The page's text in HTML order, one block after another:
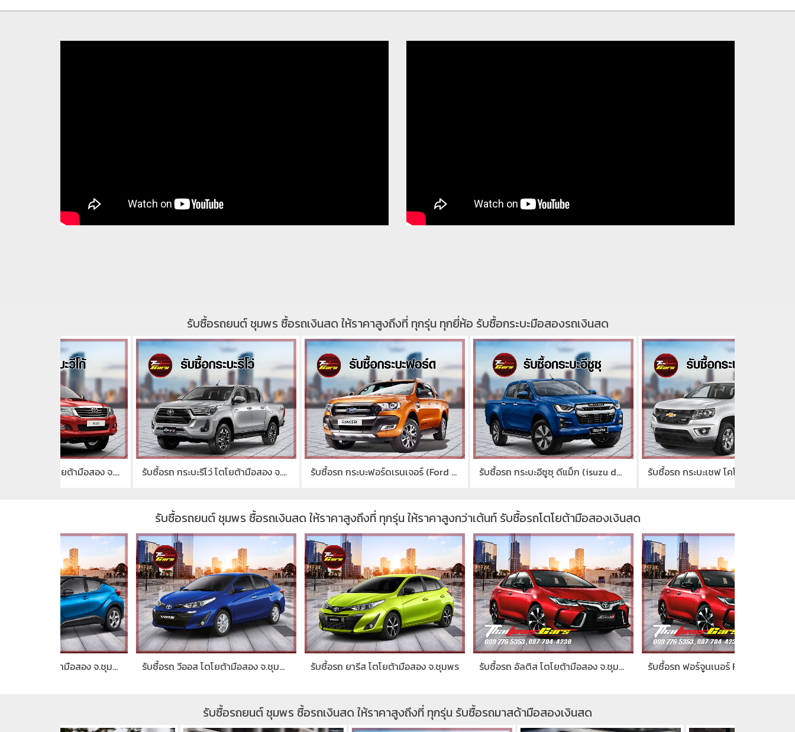
รับซื้อรถยนต์ ชุมพร ซื้อรถเงินสด ให้ราคาสูงถึงที่ ทุกรุ่น ทุกยี่ห้อ รับซื้อกระบะมือสองรถเงินสด
รับซื้อรถ กระบะรีโว่ โตโยต้ามือสอง จ.ชุมพร รับซื้อรถ กระบะฟอร์ดเรนเจอร์ (Ford Ranger)มือสอง จ.ชุมพร รับซื้อรถ กระบะอีซูซุ ดีแม็ก (isuzu dmax)มือสอง จ.ชุมพร รับซื้อรถ กระบะเชฟ โคโลราโด่ (chevrolet colorado)มือสอง จ.ชุมพร
รับซื้อรถยนต์ ชุมพร ซื้อรถเงินสด ให้ราคาสูงถึงที่ ทุกรุ่น ให้ราคาสูงกว่าเต้นท์ รับซื้อรถโตโยต้ามือสองเงินสด
รับซื้อรถ วีออส โตโยต้ามือสอง จ.ชุมพร รับซื้อรถ ยารีส โตโยต้ามือสอง จ.ชุมพร รับซื้อรถ อัลติส โตโยต้ามือสอง จ.ชุมพร รับซื้อรถ ฟอร์จูนเนอร์ Fortunerมือสอง จ.ชุมพร
รับซื้อรถยนต์ ชุมพร ซื้อรถเงินสด ให้ราคาสูงถึงที่ ทุกรุ่น รับซื้อรถมาสด้ามือสองเงินสด